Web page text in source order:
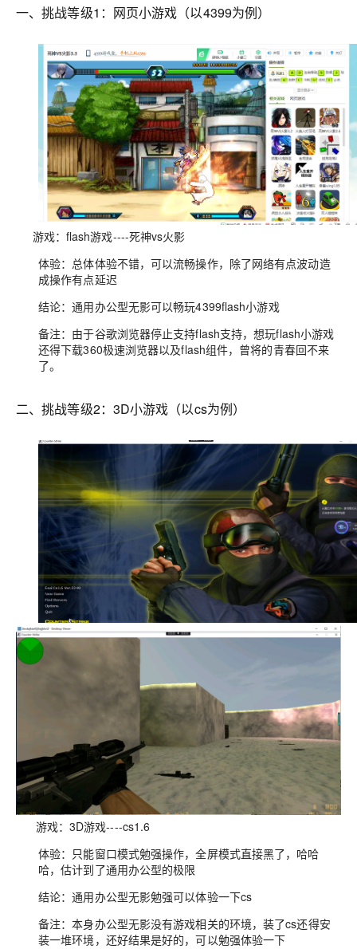
一、挑战等级1：网页小游戏（以4399为例）
游戏：flash游戏----死神vs火影
体验：总体体验不错，可以流畅操作，除了网络有点波动造
成操作有点延迟
结论：通用办公型无影可以畅玩4399flash小游戏
备注：由于谷歌浏览器停止支持flash支持，想玩flash小游戏
还得下载360极速浏览器以及flash组件，曾将的青春回不来
了。
二、挑战等级2：3D小游戏（以cs为例）
游戏：3D游戏----cs1.6
体验：只能窗口模式勉强操作，全屏模式直接黑了，哈哈
哈，估计到了通用办公型的极限
结论：通用办公型无影勉强可以体验一下cs
备注：本身办公型无影没有游戏相关的环境，装了cs还得安
装一堆环境，还好结果是好的，可以勉强体验一下